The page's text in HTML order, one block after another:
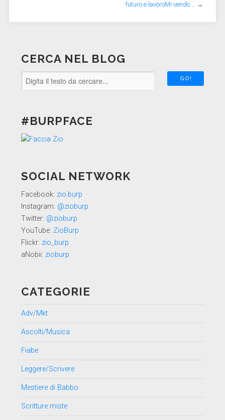
futuro e lavoroMi vendo … →
CERCA NEL BLOG
#BURPFACE
SOCIAL NETWORK
Facebook: zio.burp
Instagram: @zioburp
Twitter: @zioburp
YouTube: ZioBurp
Flickr: zio_burp
aNobii: zioburp
CATEGORIE
Adv/Mkt
Ascolti/Musica
Fiabe
Leggere/Scrivere
Mestiere di Babbo
Scritture miste